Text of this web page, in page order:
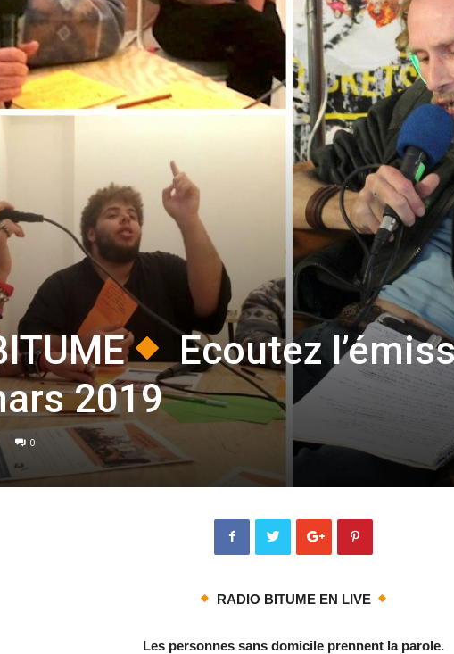
voix
Ecoutez
2019
0
RADIO BITUME EN LIVE
Les personnes sans domicile prennent la parole.